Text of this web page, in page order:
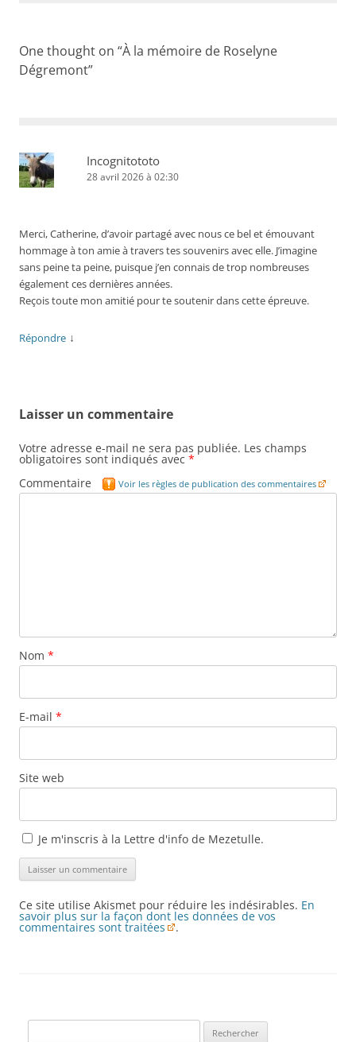
One thought on “À la mémoire de Roselyne
Dégremont”
Incognitototo
28 avril 2026 à 02:30
Merci, Catherine, d’avoir partagé avec nous ce bel et émouvant
hommage à ton amie à travers tes souvenirs avec elle. J’imagine
sans peine ta peine, puisque j’en connais de trop nombreuses
également ces dernières années.
Reçois toute mon amitié pour te soutenir dans cette épreuve.
Répondre ↓
Laisser un commentaire
Votre adresse e-mail ne sera pas publiée. Les champs
obligatoires sont indiqués avec *
Commentaire
Voir les règles de publication des commentaires
Nom *
E-mail *
Site web
Je m'inscris à la Lettre d'info de Mezetulle.
Ce site utilise Akismet pour réduire les indésirables. En
savoir plus sur la façon dont les données de vos
commentaires sont traitées .